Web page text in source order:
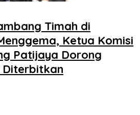
Timah di
Ketua Komisi
Patijaya Dorong
Diterbitkan